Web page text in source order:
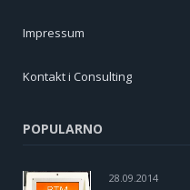
Impressum
Kontakt i Consulting
POPULARNO
28.09.2014